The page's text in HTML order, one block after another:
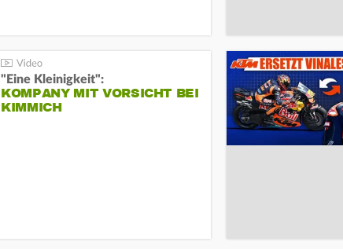
"Eine Kleinigkeit":
KOMPANY MIT VORSICHT BEI
KIMMICH